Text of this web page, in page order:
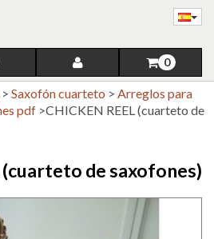
0
> Saxofón cuarteto > Arreglos para
pdf >CHICKEN REEL (cuarteto de
(cuarteto de saxofones)